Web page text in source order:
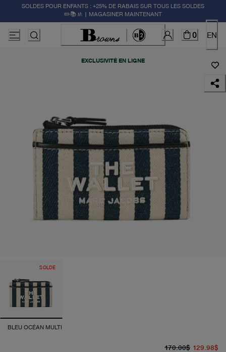
SOLDES POUR ENFANTS : +25% DE RABAIS SUR TOUS LES SOLDES
✏️📚🚸 | MAGASINER MAINTENANT
0 EN
EXCLUSIVITÉ EN LIGNE
SOLDE
BLEU OCÉAN MULTI
170.00$ 129.98$